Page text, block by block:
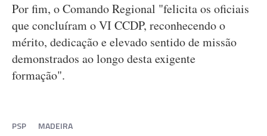
Por fim, o Comando Regional "felicita os oficiais
que concluíram o VI CCDP, reconhecendo o
mérito, dedicação e elevado sentido de missão
demonstrados ao longo desta exigente
formação".
PSP MADEIRA